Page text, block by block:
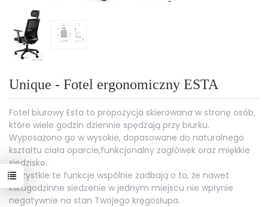
Unique - Fotel ergonomiczny ESTA
Fotel biurowy Esta to propozycja skierowana w stronę osób,
które wiele godzin dziennie spędzają przy biurku.
Wyposażono go w wysokie, dopasowane do naturalnego
kształtu ciała oparcie,funkcjonalny zagłówek oraz miękkie
siedzisko.
Wszystkie te funkcje wspólnie zadbają o to, że nawet
kilkugodzinne siedzenie w jednym miejscu nie wpłynie
negatywnie na stan Twojego kręgosłupa.